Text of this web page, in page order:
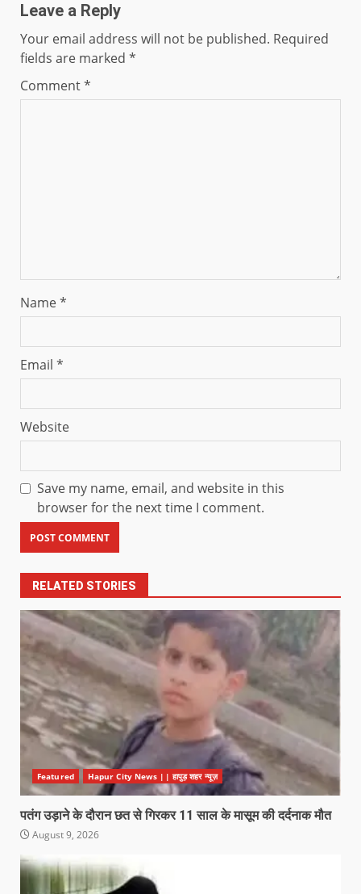
Leave a Reply
Your email address will not be published. Required
fields are marked *
Comment*
Name*
Email *
Website
Save my name, email, and website in this
browser for the next time I comment.
RELATED STORIES
Featured Hapur City News || हापुड़ शहर न्यूज़
पतंग उड़ाने के दौरान छत से गिरकर 11 साल के मासूम की दर्दनाक मौत
August 9, 2026